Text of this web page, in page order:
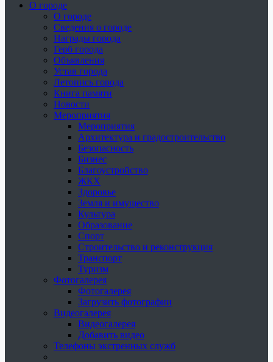
О городе
О городе
Сведения о городе
Награды города
Герб города
Объявления
Устав города
Летопись города
Книга памяти
Новости
Мероприятия
Мероприятия
Архитектура и градостроительство
Безопасность
Бизнес
Благоустройство
ЖКХ
Здоровье
Земля и имущество
Культура
Образование
Спорт
Строительство и реконструкция
Транспорт
Туризм
Фотогалерея
Фотогалерея
Загрузить фотографии
Видеогалерея
Видеогалерея
Добавить видео
Телефоны экстренных служб